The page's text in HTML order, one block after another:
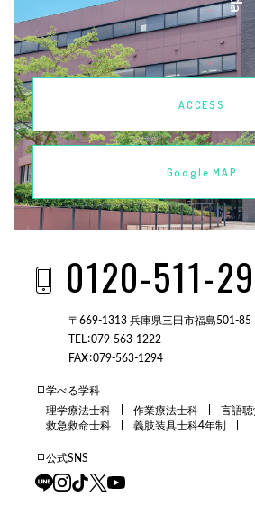
ACCESS
Google MAP
0120-511-
〒669-1313 兵庫県三田市福島501-85
TEL：079-563-1222
FAX：079-563-1294
学べる学科
理学療法士科
作業療法士科
言語
救急救命士科
義肢装具士科4年制
公式SNS